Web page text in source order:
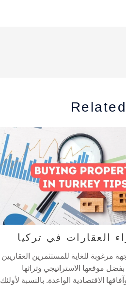
العقارات في تركيا
مرغوبة للغاية للمستثمرين العقاريين
بفضل موقعها الاستراتيجي وتراثها
الاقتصادية الواعدة. بالنسبة لأولئك